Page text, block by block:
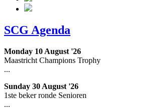
SCG Agenda
Monday 10 August '26
Maastricht Champions Trophy
...
Sunday 30 August '26
1ste beker ronde Senioren
...